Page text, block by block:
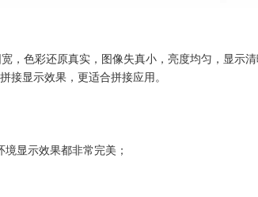
，色彩还原真实，图像失真小，亮度均匀，显示
接显示效果，更适合拼接应用。
显示效果都非常完美；